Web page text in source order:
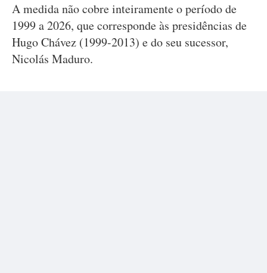
A medida não cobre inteiramente o período de
1999 a 2026, que corresponde às presidências de
Hugo Chávez (1999-2013) e do seu sucessor,
Nicolás Maduro.